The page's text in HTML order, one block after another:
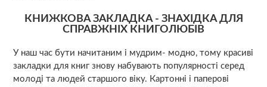
КНИЖКОВА ЗАКЛАДКА - ЗНАХІДКА ДЛЯ
СПРАВЖНІХ КНИГОЛЮБІВ
У наш час бути начитаним і мудрим- модно, тому красиві
закладки для книг знову набувають популярності серед
молоді та людей старшого віку. Картонні і паперові